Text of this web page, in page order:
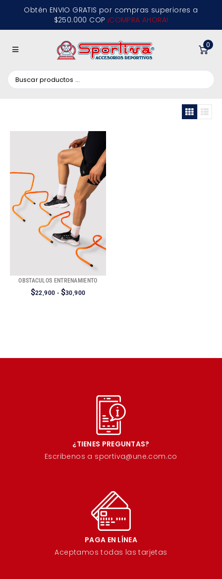
Obtén ENVIO GRATIS por compras superiores a
$250.000 COP ¡COMPRA AHORA!
0
OBSTACULOS ENTRENAMIENTO
$22,900 - $30,900
¿TIENES PREGUNTAS?
Escribenos a sportiva@une.com.co
PAGA EN LÍNEA
Aceptamos todas las tarjetas